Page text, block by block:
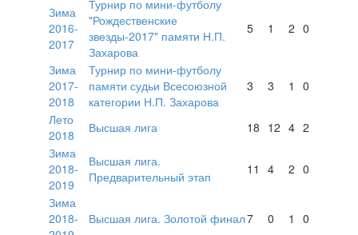
Зима
2016-
2017
Турнир по мини-футболу
"Рождественские
звезды-2017" памяти Н.П.
Захарова
5 1 2 0
Зима
2017-
2018
Турнир по мини-футболу
памяти судьи Всесоюзной
категории Н.П. Захарова
3 3 1 0
Лето
2018
Высшая лига 18 12 4 2
Зима
2018-
2019
Высшая лига.
Предварительный этап
11 4 2 0
Зима
2018-
Высшая лига. Золотой финал7 0 1 0